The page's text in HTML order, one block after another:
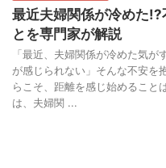
最近夫婦関係が冷めた!?
とを専門家が解説
「最近、夫婦関係が冷めた気
が感じられない」そんな不安を
らこそ、距離を感じ始めること
は、夫婦関 ...